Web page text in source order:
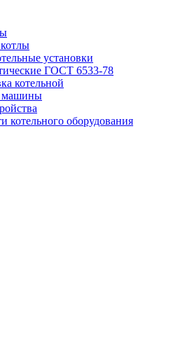
установки
ГОСТ 6533-78
котельной
машины
котельного оборудования